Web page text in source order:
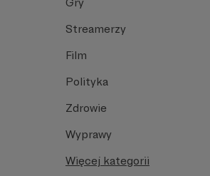
Streamerzy
Film
Polityka
Zdrowie
Wyprawy
Więcej kategorii